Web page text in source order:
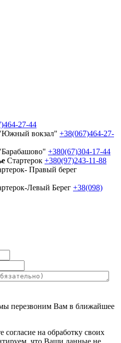
27-44
вокзал" +38(067)464-27-
+380(67)304-17-44
Стартерок +380(97)243-11-88
Правый берег
Левый Берег +38(098)
перезвоним Вам в ближайшее
согласие на обработку своих
что Ваши данные не